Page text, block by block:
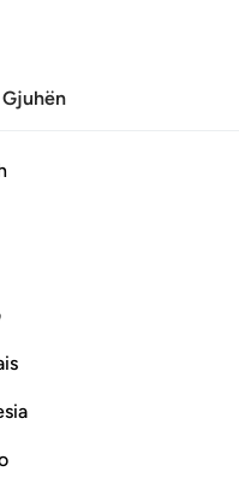
audio, kuptim fjalë për fjalë